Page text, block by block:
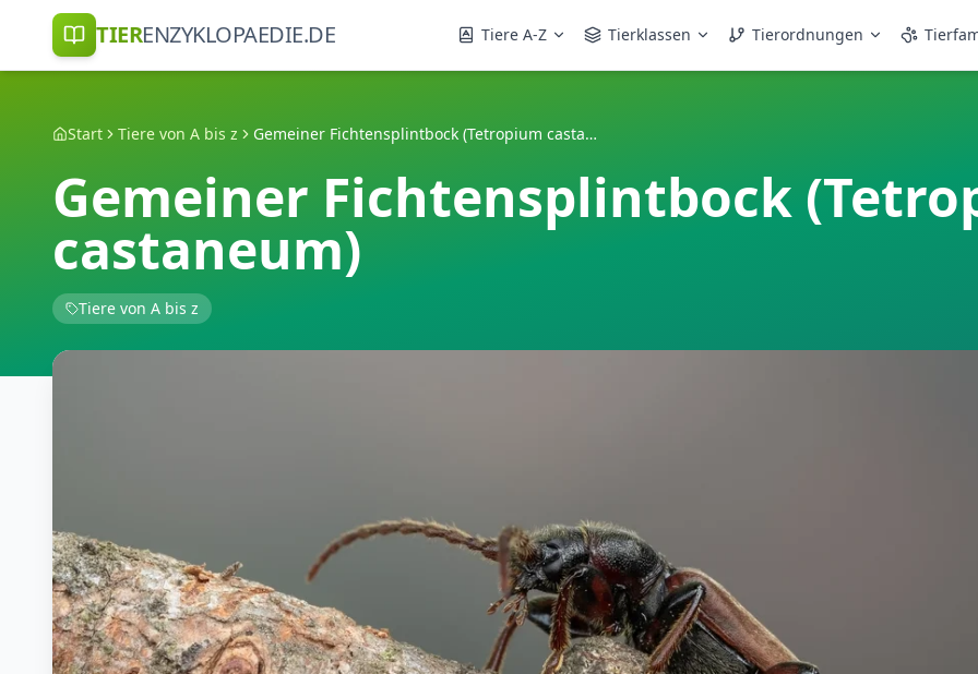
TIERENZYKLOPAEDIE.DE Tiere A-Z Tierklassen Tierordnungen
Start Tiere von A bis z Gemeiner Fichtensplintbock (Tetropium castaneum)
Gemeiner Fichtensplintbock
castaneum)
Tiere von A bis z